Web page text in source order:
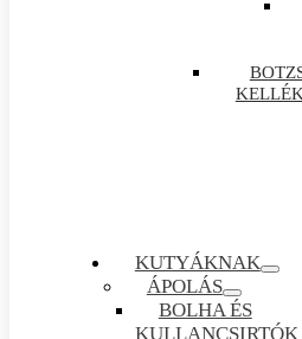
KUTYÁKNAK
ÁPOLÁS
BOLHA ÉS
KULLANCSIRTÓK